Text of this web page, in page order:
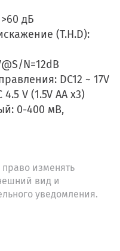
дБ
(T.H.D):
N=12dB
DC12 ~ 17V
V (1.5V AA х3)
0-400 мВ,
право изменять
вид и
уведомления.